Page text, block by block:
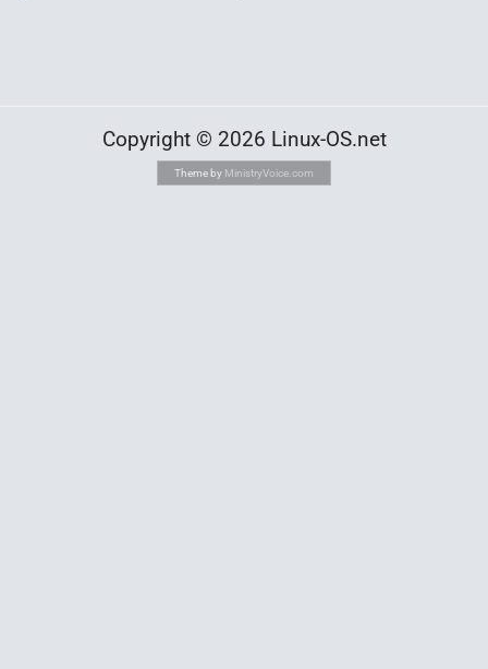
Copyright © 2026 Linux-OS.net
Theme by MinistryVoice.com